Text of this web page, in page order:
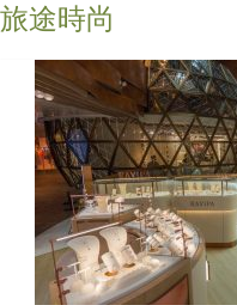
旅途時尚